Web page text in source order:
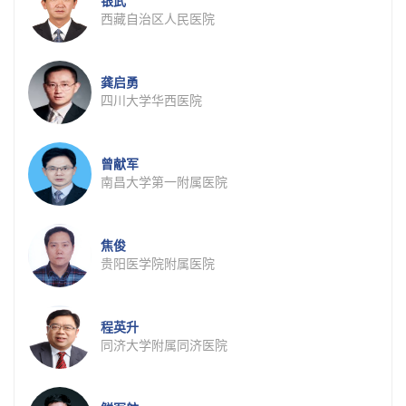
西藏自治区人民医院
龚启勇
四川大学华西医院
曾献军
南昌大学第一附属医院
焦俊
贵阳医学院附属医院
程英升
同济大学附属同济医院